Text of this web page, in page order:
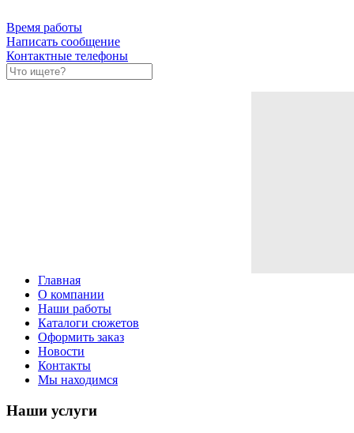
Время работы
Написать сообщение
Контактные телефоны
Главная
О компании
Наши работы
Каталоги сюжетов
Оформить заказ
Новости
Контакты
Мы находимся
Наши услуги